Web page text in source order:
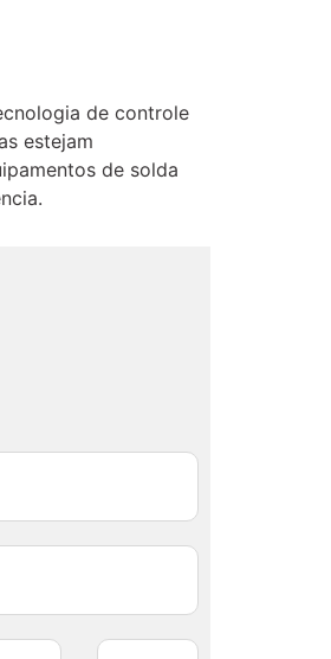
de controle
estejam
de solda